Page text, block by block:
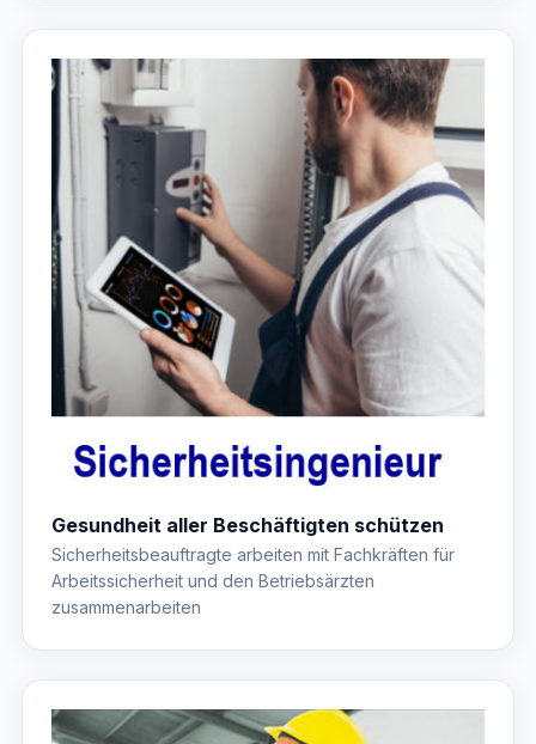
Gesundheit aller Beschäftigten schützen
Sicherheitsbeauftragte arbeiten mit Fachkräften für
Arbeitssicherheit und den Betriebsärzten
zusammenarbeiten